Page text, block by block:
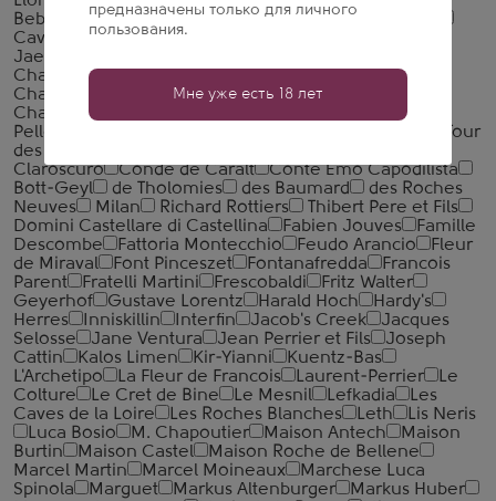
Beblenheim
Cave de Ribeauville
Caves Campelo
Caves da Montanha
Jaeger
Chassenay d'Arce
Champagne Dom Caudron
Champagne Fluteau
Champagne Lombard
Charles
Pelletier
Tour
des Gendres
Claroscuro
Conde de Caralt
Conte Emo Capodilista
Bott-Geyl
de Tholomies des Baumard
des Roches
Neuves
Milan Richard Rottiers
Thibert Pere et Fils
Domini Castellare di Castellina
Fabien Jouves
Famille
Descombe
Fattoria Montecchio Feudo Arancio
Fleur
de Miraval
Font Pinceszet Fontanafredda
Francois
Parent
Fratelli Martini Frescobaldi
Fritz Walter
Geyerhof
Gustave Lorentz Harald Hoch
Hardy's
Herres
Inniskillin Interfin Jacob's Creek
Jacques
Selosse
Jane Ventura Jean Perrier et Fils
Joseph
Cattin
Kalos Limen Kir-Yianni
Kuentz-Bas
L'Archetipo
La Fleur de Francois Laurent-Perrier
Le
Colture
Le Cret de Bine Le Mesnil Lefkadia
Les
Caves de la Loire
Les Roches Blanches Leth
Lis Neris
Luca Bosio
M. Chapoutier Maison Antech
Maison
Burtin
Maison Castel
Maison Roche de Bellene
Marcel Martin
Marcel Moineaux
Marchese Luca
Spinola
Marguet Markus Altenburger
Markus Huber
предназначены только для личного
пользования.
Мне уже есть 18 лет